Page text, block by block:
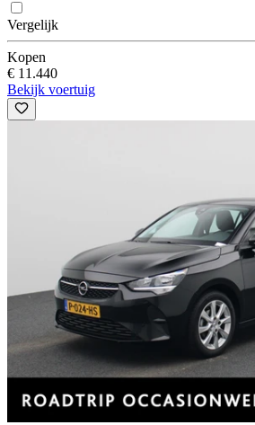
Vergelijk
Kopen
€ 11.440
Bekijk voertuig